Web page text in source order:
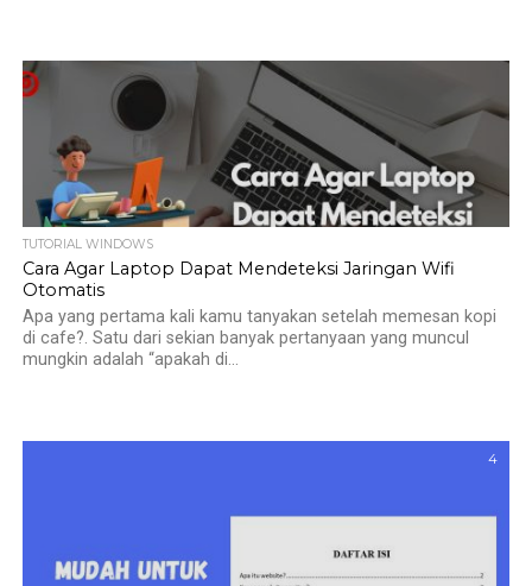
TUTORIAL WINDOWS
Cara Agar Laptop Dapat Mendeteksi Jaringan Wifi
Otomatis
Apa yang pertama kali kamu tanyakan setelah memesan kopi
di cafe?. Satu dari sekian banyak pertanyaan yang muncul
mungkin adalah “apakah di...
4